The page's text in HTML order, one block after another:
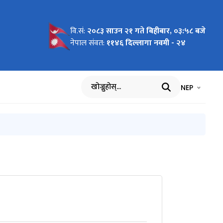
वि.सं: २०८३ साउन २१ गते बिहीबार, ०३:५८ बजे
नेपाल संवत: ११४६ दिल्लागा नवमी - २४
खोज्नुहोस् भाषा चयन
NEP